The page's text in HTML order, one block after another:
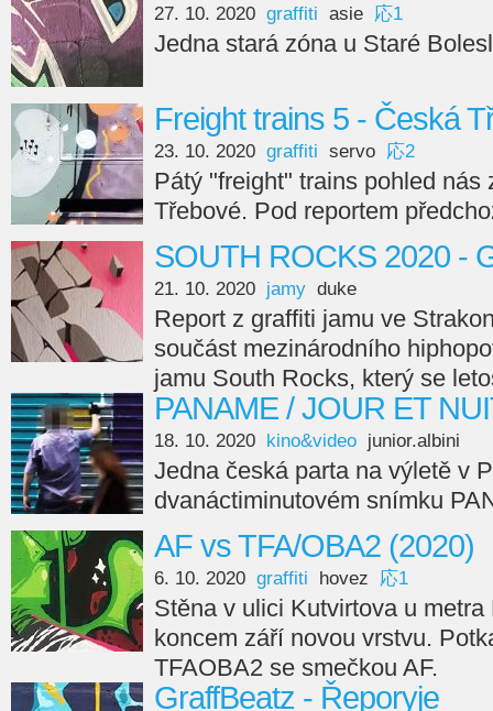
27. 10. 2020 graffiti asie 応1
Jedna stará zóna u Staré
Freight trains 5 - Česká
23. 10. 2020 graffiti servo 応2
Pátý "freight" trains pohled nás
Třebové. Pod reportem
SOUTH ROCKS 2020 -
21. 10. 2020 jamy duke
Report z graffiti jamu ve
součást mezinárodního
jamu South Rocks, který se
PANAME / JOUR ET
18. 10. 2020 kino&video junior.albini
Jedna česká parta na výletě v
dvanáctiminutovém snímku
AF vs TFA/OBA2 (2020)
6. 10. 2020 graffiti hovez 応1
Stěna v ulici Kutvirtova u
koncem září novou vrstvu.
TFAOBA2 se smečkou AF.
GraffBeatz - Řeporyje